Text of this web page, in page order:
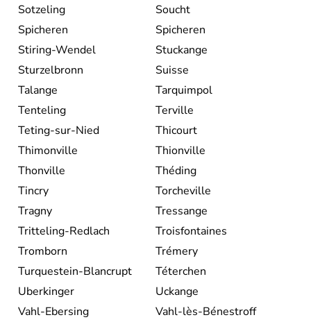
Sotzeling
Soucht
Spicheren
Spicheren
Stiring-Wendel
Stuckange
Sturzelbronn
Suisse
Talange
Tarquimpol
Tenteling
Terville
Teting-sur-Nied
Thicourt
Thimonville
Thionville
Thonville
Théding
Tincry
Torcheville
Tragny
Tressange
Tritteling-Redlach
Troisfontaines
Tromborn
Trémery
Turquestein-Blancrupt
Téterchen
Uberkinger
Uckange
Vahl-Ebersing
Vahl-lès-Bénestroff